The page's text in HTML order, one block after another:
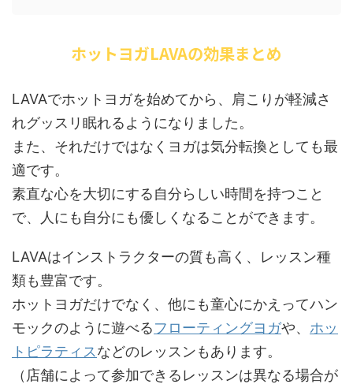
ホットヨガLAVAの効果まとめ
LAVAでホットヨガを始めてから、肩こりが軽減さ
れグッスリ眠れるようになりました。
また、それだけではなくヨガは気分転換としても最
適です。
素直な心を大切にする自分らしい時間を持つこと
で、人にも自分にも優しくなることができます。
LAVAはインストラクターの質も高く、レッスン種
類も豊富です。
ホットヨガだけでなく、他にも童心にかえってハン
モックのように遊べるフローティングヨガや、 ホッ
トピラティスなどのレッスンもあります。
（店舗によって参加できるレッスンは異なる場合が